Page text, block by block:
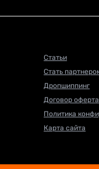
Статьи
Стать
Дропшиппинг
Договор оферта
Политика
Карта сайта